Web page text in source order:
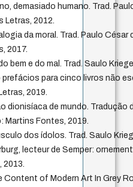
demasiado humano. Trad.
Letras, 2012.
da moral. Trad. Paulo
2017.
bem e do mal. Trad. Saulo
prefácios para cinco livros não
2019.
dionisíaca de mundo. Tradução
Martins Fontes, 2019.
dos ídolos. Trad. Saulo
lecteur de Semper:
2013.
Content of Modern Art In Grey